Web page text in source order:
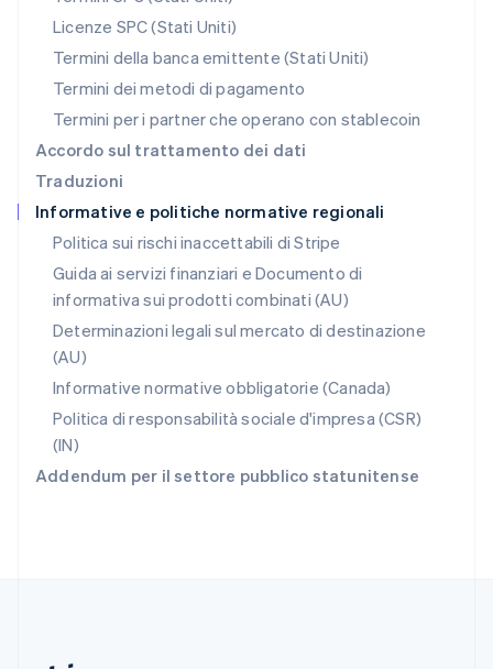
Licenze SPC (Stati Uniti)
Termini della banca emittente (Stati Uniti)
Termini dei metodi di pagamento
Termini per i partner che operano con stablecoin
Accordo sul trattamento dei dati
Traduzioni
Informative e politiche normative regionali
Politica sui rischi inaccettabili di Stripe
Guida ai servizi finanziari e Documento di
informativa sui prodotti combinati (AU)
Determinazioni legali sul mercato di destinazione
(AU)
Informative normative obbligatorie (Canada)
Politica di responsabilità sociale d'impresa (CSR)
(IN)
Addendum per il settore pubblico statunitense
English
Portogallo
RAS di Hong Kong, Cina
English 简体中文
Regno Unito
Repubblica Ceca
English
Romania
Singapore
English简体中文
Slovacchia
English
EnglishItaliano
Spagna
Español
EnglishEspañol 简体中文